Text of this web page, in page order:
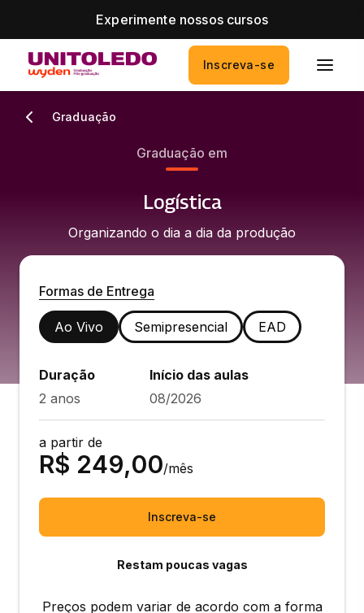
Experimente nossos cursos
Inscreva-se
Graduação
Graduação em
Logística
Organizando o dia a dia da produção
Formas de Entrega
Ao Vivo Semipresencial EAD
Duração
2 anos
Início das aulas
08/2026
a partir de
R$ 249,00/mês
Inscreva-se
Restam poucas vagas
Preços podem variar de acordo com a forma